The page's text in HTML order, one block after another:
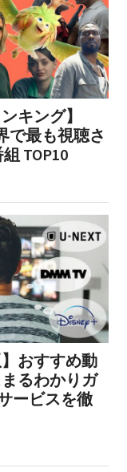
キング】
で最も視聴さ
TOP10
】おすすめ動
るわかりガ
ービスを徹